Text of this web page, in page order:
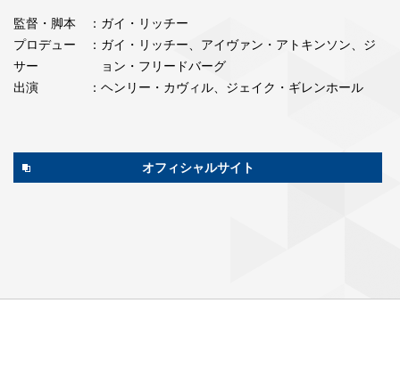
監督・脚本
：ガイ・リッチー
プロデュー
サー
：ガイ・リッチー、アイヴァン・アトキンソン、ジ
ョン・フリードバーグ
出演
：ヘンリー・カヴィル、ジェイク・ギレンホール
オフィシャルサイト